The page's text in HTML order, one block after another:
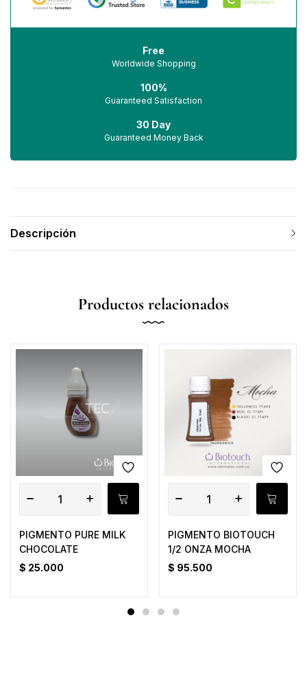
Free
Worldwide Shopping
100%
Guaranteed Satisfaction
30 Day
Guaranteed Money Back
Descripción
Productos relacionados
PIGMENTO PURE MILK
CHOCOLATE
$ 25.000
PIGMENTO BIOTOUCH
1/2 ONZA MOCHA
$ 95.500